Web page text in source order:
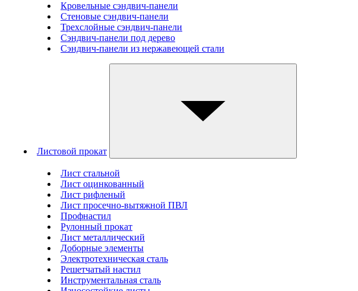
Кровельные сэндвич-панели
Стеновые cэндвич-панели
Трехслойные сэндвич-панели
Сэндвич-панели под дерево
Сэндвич-панели из нержавеющей стали
Листовой прокат
Лист стальной
Лист оцинкованный
Лист рифленый
Лист просечно-вытяжной ПВЛ
Профнастил
Рулонный прокат
Лист металлический
Доборные элементы
Электротехническая сталь
Решетчатый настил
Инструментальная сталь